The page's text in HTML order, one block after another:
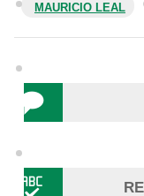
MAURICIO LEAL